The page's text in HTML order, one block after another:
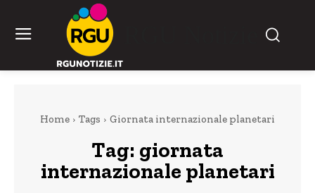
Home Tags Giornata internazionale planetari
Tag: giornata
internazionale planetari